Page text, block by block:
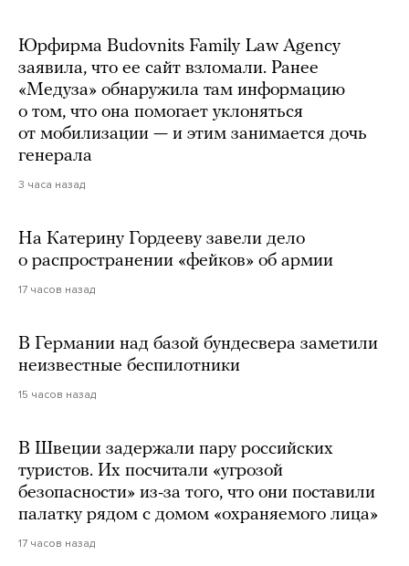
Юрфирма Budovnits Family Law Agency
заявила, что ее сайт взломали. Ранее
«Медуза» обнаружила там информацию
о том, что она помогает уклоняться
от мобилизации — и этим занимается дочь
генерала
3 часа назад
На Катерину Гордееву завели дело
о распространении «фейков» об армии
17 часов назад
В Германии над базой бундесвера заметили
неизвестные беспилотники
15 часов назад
В Швеции задержали пару российских
туристов. Их посчитали «угрозой
безопасности» из-за того, что они поставили
палатку рядом с домом «охраняемого лица»
17 часов назад